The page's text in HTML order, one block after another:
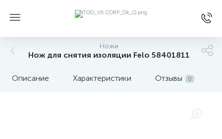
Ножи
Нож для снятия изоляции Felo 58401811
Описание Характеристики Отзывы 0